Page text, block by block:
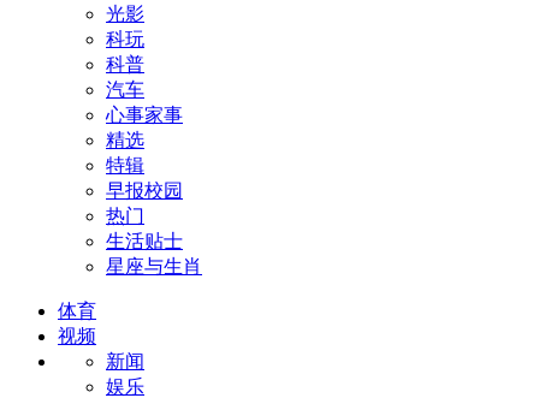
光影
科玩
科普
汽车
心事家事
精选
特辑
早报校园
热门
生活贴士
星座与生肖
体育
视频
新闻
娱乐